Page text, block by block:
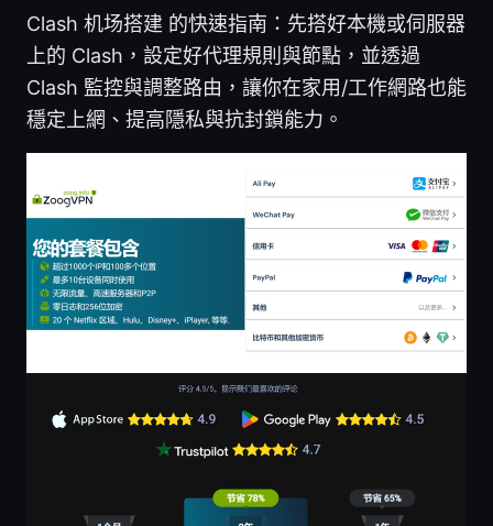
Clash 机场搭建 的快速指南：先搭好本機或伺服器
上的 Clash，設定好代理規則與節點，並透過
Clash 監控與調整路由，讓你在家用/工作網路也能
穩定上網、提高隱私與抗封鎖能力。